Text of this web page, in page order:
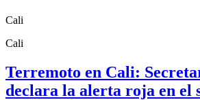
Cali
Cali
Terremoto en Cali:
declara la alerta roja en el